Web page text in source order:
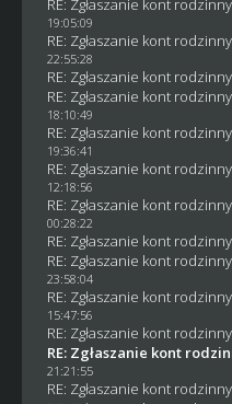
RE: Zgłaszanie kont
19:05:09
RE: Zgłaszanie kont
22:55:28
RE: Zgłaszanie kont
RE: Zgłaszanie kont
18:10:49
RE: Zgłaszanie kont
19:36:41
RE: Zgłaszanie kont
12:18:56
RE: Zgłaszanie kont
00:28:22
RE: Zgłaszanie kont
RE: Zgłaszanie kont
23:58:04
RE: Zgłaszanie kont
15:47:56
RE: Zgłaszanie kont
RE: Zgłaszanie kont
21:21:55
RE: Zgłaszanie kont